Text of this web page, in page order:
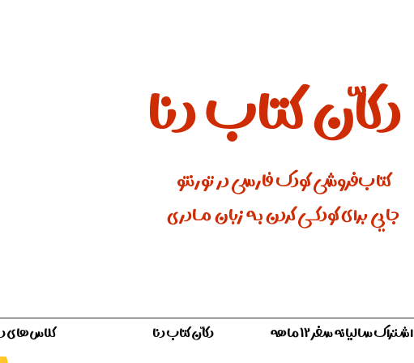
دکّان کتاب دنا
کتاب‌فروشی کودک فارسی در تورنتو
جایی برای کودکـــی کردن بـه زبان مـادری
اشتراک سالیانه سفر ۱۲ ماهه دکّان کتاب دنا کلاس‌های